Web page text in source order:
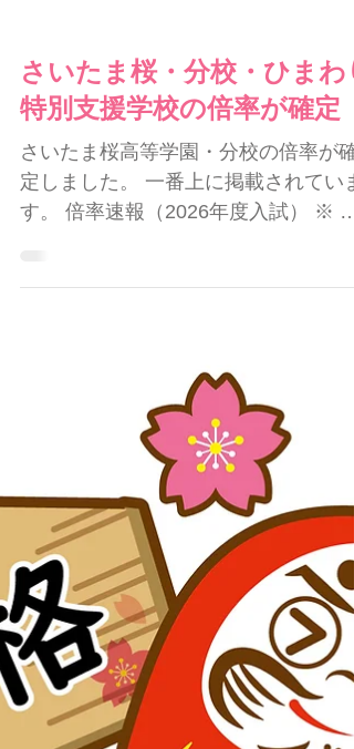
さいたま桜・分校・ひまわ
特別支援学校の倍率が確定
さいたま桜高等学園・分校の倍率が確
す。 倍率速報（2026年度入試） ※ さ
特別支援学校の倍率も確定しました。
ひまわり特別支援学校の倍率（2026年
度入試） ＜寸評＞ ててスクールの近
の高校のみです😌 さいたま桜高等学園
昨年より ９名も志願者が増えました
第３志望まで選択できるとはいえ、第
１志望の科で合格するには、しっかり
とした準備が必要な受験となりまし
た。 さいたま西分校 昨年は１．１３
倍。今年は０．７５倍。 今年は合格し
やすい倍率ですが、来年はどうなるか
分かりません。 鳩ケ谷分校 昨年は０
９４倍。今年は、１．０６倍。 設備の